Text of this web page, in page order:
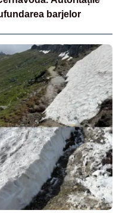
barjelor